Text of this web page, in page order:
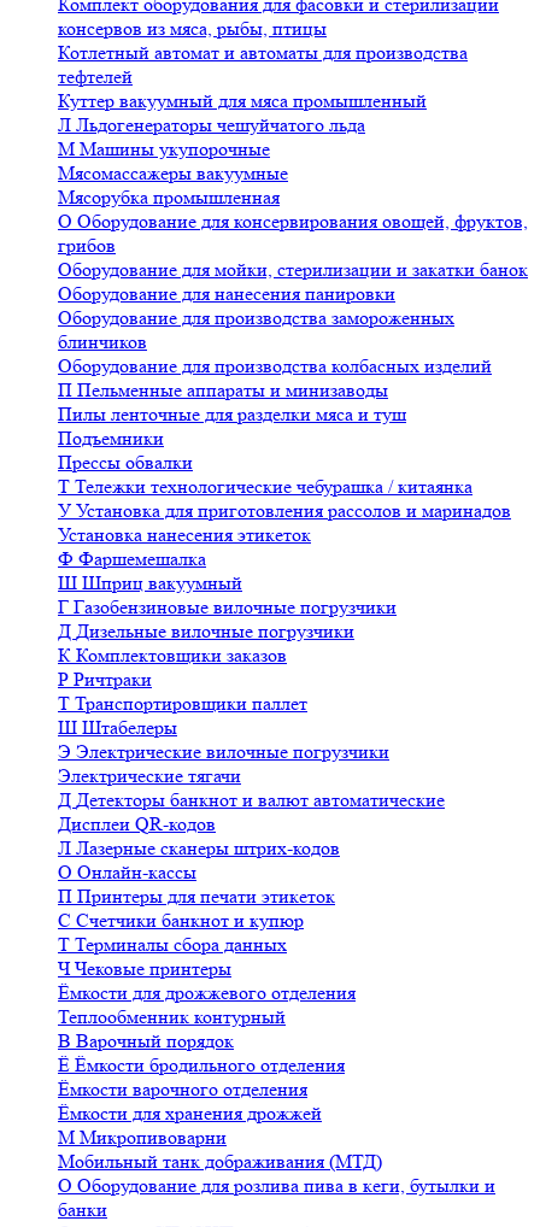
консервов из мяса, рыбы, птицы
Котлетный автомат и автоматы для производства
тефтелей
Куттер вакуумный для мяса промышленный
Л Льдогенераторы чешуйчатого льда
М Машины укупорочные
Мясомассажеры вакуумные
Мясорубка промышленная
О Оборудование для консервирования овощей, фруктов,
грибов
Оборудование для мойки, стерилизации и закатки банок
Оборудование для нанесения панировки
Оборудование для производства замороженных
блинчиков
Оборудование для производства колбасных изделий
П Пельменные аппараты и минизаводы
Пилы ленточные для разделки мяса и туш
Подъемники
Прессы обвалки
Т Тележки технологические чебурашка / китаянка
У Установка для приготовления рассолов и маринадов
Установка нанесения этикеток
Ф Фаршемешалка
Ш Шприц вакуумный
Г Газобензиновые вилочные погрузчики
Д Дизельные вилочные погрузчики
К Комплектовщики заказов
Р Ричтраки
Т Транспортировщики паллет
Ш Штабелеры
Э Электрические вилочные погрузчики
Электрические тягачи
Д Детекторы банкнот и валют автоматические
Дисплеи QR-кодов
Л Лазерные сканеры штрих-кодов
О Онлайн-кассы
П Принтеры для печати этикеток
С Счетчики банкнот и купюр
Т Терминалы сбора данных
ЧЧековые принтеры
Ёмкости для дрожжевого отделения
Теплообменник контурный
В Варочный порядок
Ё Ёмкости бродильного отделения
Ёмкости варочного отделения
Ёмкости для хранения дрожжей
М Микропивоварни
Мобильный танк дображивания (МТД)
О Оборудование для розлива пива в кеги, бутылки и
банки